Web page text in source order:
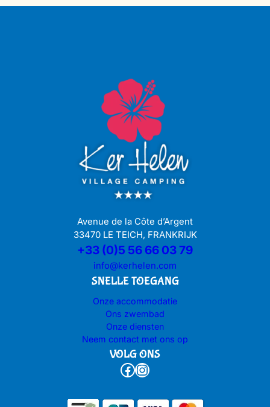
Avenue de la Côte d’Argent
33470 LE TEICH, FRANKRIJK
+33 (0)5 56 66 03 79
info@kerhelen.com
SNELLE TOEGANG
Onze accommodatie
Ons zwembad
Onze diensten
Neem contact met ons op
VOLG ONS
Facebook Instagram